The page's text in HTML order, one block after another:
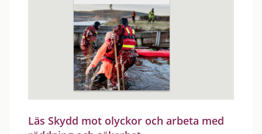
Läs Skydd mot olyckor och arbeta med